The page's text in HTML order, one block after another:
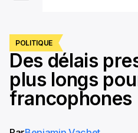
POLITIQUE
Des délais
plus longs
francophones